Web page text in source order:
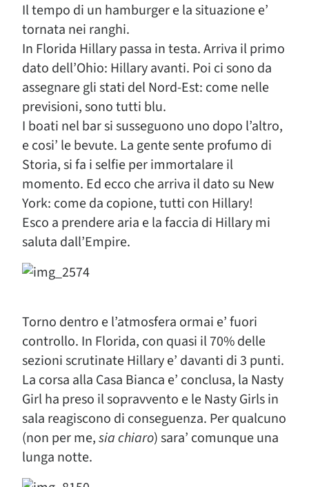
Il tempo di un hamburger e la situazione e’
tornata nei ranghi.
In Florida Hillary passa in testa. Arriva il primo
dato dell’Ohio: Hillary avanti. Poi ci sono da
assegnare gli stati del Nord-Est: come nelle
previsioni, sono tutti blu.
I boati nel bar si susseguono uno dopo l’altro,
e cosi’ le bevute. La gente sente profumo di
Storia, si fa i selfie per immortalare il
momento. Ed ecco che arriva il dato su New
York: come da copione, tutti con Hillary!
Esco a prendere aria e la faccia di Hillary mi
saluta dall’Empire.
Torno dentro e l’atmosfera ormai e’ fuori
controllo. In Florida, con quasi il 70% delle
sezioni scrutinate Hillary e’ davanti di 3 punti.
La corsa alla Casa Bianca e’ conclusa, la Nasty
Girl ha preso il sopravvento e le Nasty Girls in
sala reagiscono di conseguenza. Per qualcuno
(non per me,sia chiaro) sara’ comunque una
lunga notte.